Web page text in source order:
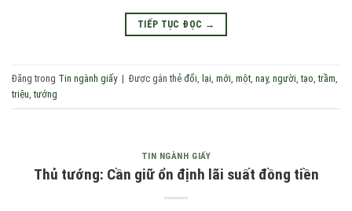
TIẾP TỤC ĐỌC →
Đăng trong Tin ngành giấy | Được gắn thẻ đổi lại mới một nay, người ,tạo ,trầm
triệu ,tướng
TIN NGÀNH GIẤY
Thủ tướng: Cần giữ ổn định lãi suất đồng tiền